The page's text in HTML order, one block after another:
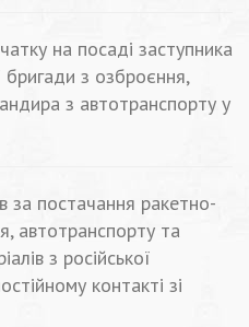
на посаді заступника
бригади з озброєння,
з автотранспорту у
за постачання ракетно-
автотранспорту та
з російської
контакті зі